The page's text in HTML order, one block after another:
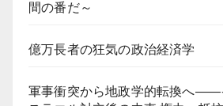
間の番だ～
億万長者の狂気の政治経済学
軍事衝突から地政学的転換へ――